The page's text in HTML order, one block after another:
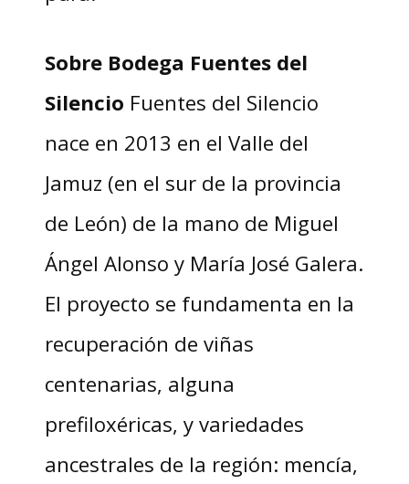
Sobre Bodega Fuentes del
Silencio Fuentes del Silencio
nace en 2013 en el Valle del
Jamuz (en el sur de la provincia
de León) de la mano de Miguel
Ángel Alonso y María José Galera.
El proyecto se fundamenta en la
recuperación de viñas
centenarias, alguna
prefiloxéricas, y variedades
ancestrales de la región: mencía,